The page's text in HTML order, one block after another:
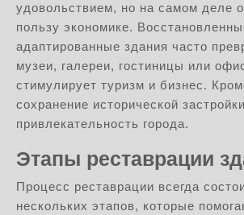
удовольствием, но на самом деле
пользу экономике.
адаптированные здания часто
музеи, галереи, гостиницы или
стимулирует туризм и бизнес.
сохранение исторической
привлекательность города.
Этапы реставрации
Процесс реставрации всегда
нескольких этапов, которые